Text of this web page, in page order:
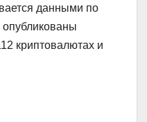
данными по
криптовалютах и